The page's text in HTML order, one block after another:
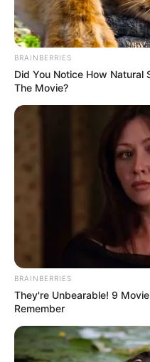
Bikin Ngakak, 10
Cosplay Murah Pakai
Seadanya
Anti Mainstream, 10
Membawa Barang
Versi Warga
BRAINBERRIES
Did You Notice How Natural
The Movie?
BRAINBERRIES
They're Unbearable! 9
Remember